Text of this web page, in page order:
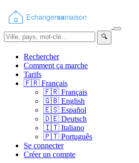
🔍
Rechercher
Comment ça marche
Tarifs
🇫🇷 Français
🇫🇷 Français
🇬🇧 English
🇪🇸 Español
🇩🇪 Deutsch
🇮🇹 Italiano
🇵🇹 Português
Se connecter
Créer un compte